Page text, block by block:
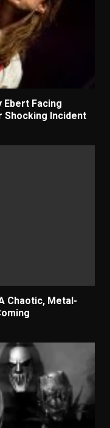
Facing
Incident
Chaotic, Metal-